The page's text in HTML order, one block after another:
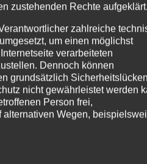
zustehenden Rechte aufgeklärt.
zahlreiche
um einen möglichst
verarbeiteten
Dennoch können
grundsätzlich Sicherheitslücken
nicht gewährleistet werden
Person frei,
Wegen,